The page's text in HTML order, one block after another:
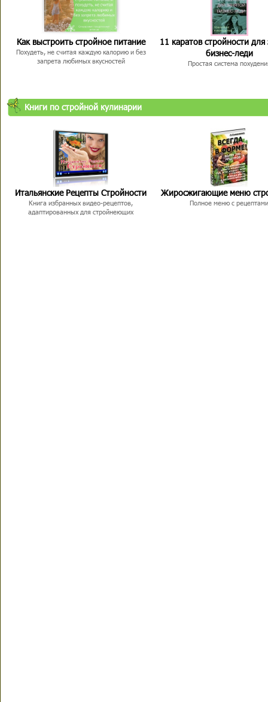
Как выстроить стройное питание
Похудеть, не считая каждую калорию и без
запрета любимых вкусностей
11 каратов стройности для
бизнес-леди
Простая система
Книги по стройной кулинарии
Итальянские Рецепты Стройности
Книга избранных видео-рецептов,
адаптированных для стройнеющих
Жиросжигающие меню
Полное меню с рецептами